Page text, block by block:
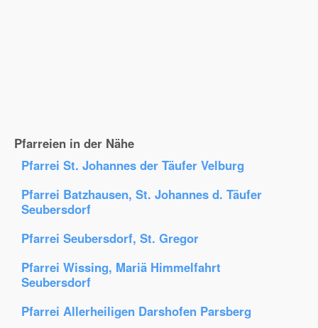
Pfarreien in der Nähe
Pfarrei St. Johannes der Täufer Velburg
Pfarrei Batzhausen, St. Johannes d. Täufer
Seubersdorf
Pfarrei Seubersdorf, St. Gregor
Pfarrei Wissing, Mariä Himmelfahrt
Seubersdorf
Pfarrei Allerheiligen Darshofen Parsberg